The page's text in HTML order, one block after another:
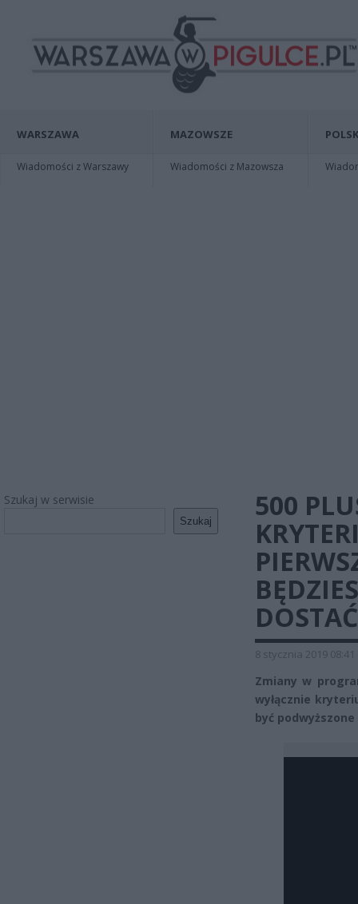
WARSZAWA
Wiadomości z Warszawy
MAZOWSZE
Wiadomości z Mazowsza
Szukaj w serwisie
Szukaj
500
8 stycznia 2019 08:41
Zmiany w
wyłącznie
być